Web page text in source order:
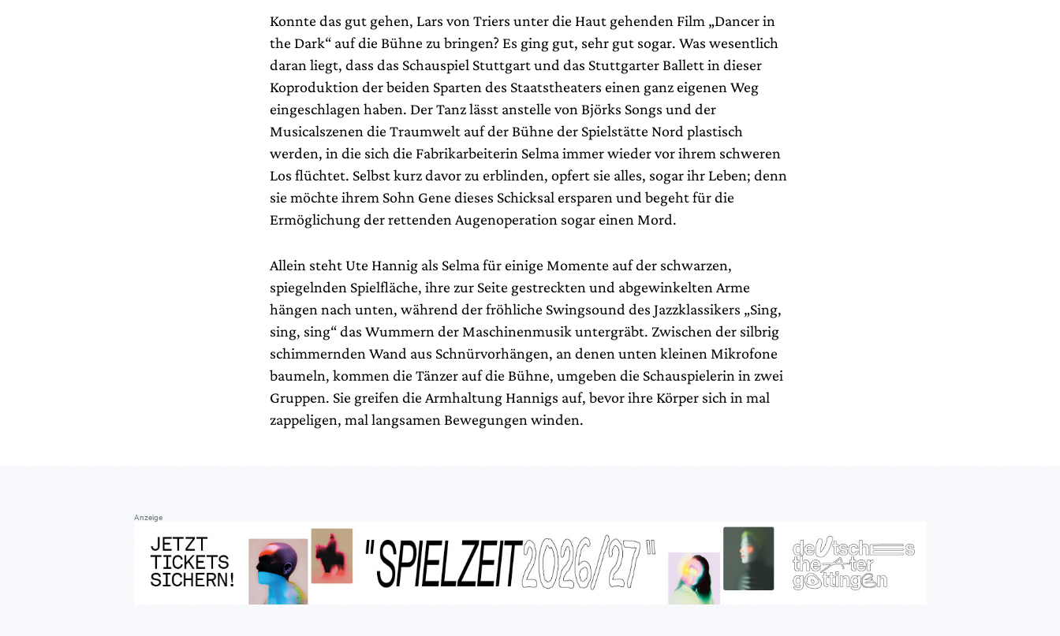
Konnte das gut gehen, Lars von Triers unter die Haut gehenden Film „Dancer in
the Dark“ auf die Bühne zu bringen? Es ging gut, sehr gut sogar. Was wesentlich
daran liegt, dass das Schauspiel Stuttgart und das Stuttgarter Ballett in dieser
Koproduktion der beiden Sparten des Staatstheaters einen ganz eigenen Weg
eingeschlagen haben. Der Tanz lässt anstelle von Björks Songs und der
Musicalszenen die Traumwelt auf der Bühne der Spielstätte Nord plastisch
werden, in die sich die Fabrikarbeiterin Selma immer wieder vor ihrem schweren
Los flüchtet. Selbst kurz davor zu erblinden, opfert sie alles, sogar ihr Leben; denn
sie möchte ihrem Sohn Gene dieses Schicksal ersparen und begeht für die
Ermöglichung der rettenden Augenoperation sogar einen Mord.
Allein steht Ute Hannig als Selma für einige Momente auf der schwarzen,
spiegelnden Spielfläche, ihre zur Seite gestreckten und abgewinkelten Arme
hängen nach unten, während der fröhliche Swingsound des Jazzklassikers „Sing,
sing, sing“ das Wummern der Maschinenmusik untergräbt. Zwischen der silbrig
schimmernden Wand aus Schnürvorhängen, an denen unten kleinen Mikrofone
baumeln, kommen die Tänzer auf die Bühne, umgeben die Schauspielerin in zwei
Gruppen. Sie greifen die Armhaltung Hannigs auf, bevor ihre Körper sich in mal
zappeligen, mal langsamen Bewegungen winden.
Anzeige